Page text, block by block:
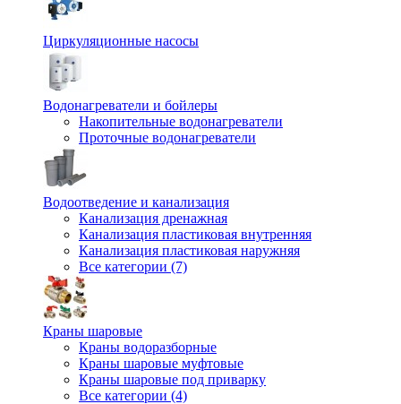
Циркуляционные насосы
Водонагреватели и бойлеры
Накопительные водонагреватели
Проточные водонагреватели
Водоотведение и канализация
Канализация дренажная
Канализация пластиковая внутренняя
Канализация пластиковая наружняя
Все категории (7)
Краны шаровые
Краны водоразборные
Краны шаровые муфтовые
Краны шаровые под приварку
Все категории (4)